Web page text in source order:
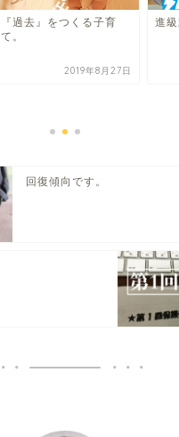
『過去』をつくる子育
て。
2019年8月27日
進級
回復傾向です。